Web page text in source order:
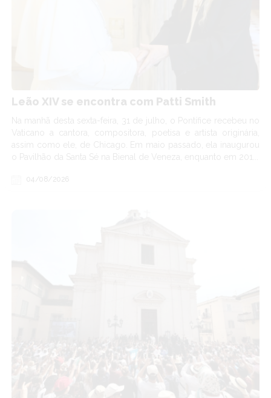
Leão XIV se encontra com Patti Smith
Na manhã desta sexta-feira, 31 de julho, o Pontífice recebeu no
Vaticano a cantora, compositora, poetisa e artista originária,
assim como ele, de Chicago. Em maio passado, ela inaugurou
o Pavilhão da Santa Sé na Bienal de Veneza, enquanto em 201...
04/08/2026